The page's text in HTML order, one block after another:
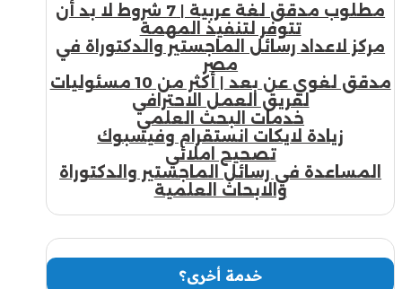
مطلوب مدقق لغة عربية | 7 شروط لا بد أن
تتوفر لتنفيذ المهمة
مركز لاعداد رسائل الماجستير والدكتوراة في
مصر
مدقق لغوي عن بعد | أكثر من 10 مسئوليات
لفريق العمل الاحترافي
خدمات البحث العلمي
زيادة لايكات انستقرام وفيسبوك
تصحيح املائي
المساعدة في رسائل الماجستير والدكتوراة
والابحاث العلمية
خدمة أخرى؟